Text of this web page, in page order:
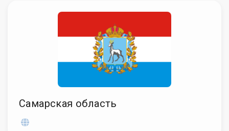
Самарская область